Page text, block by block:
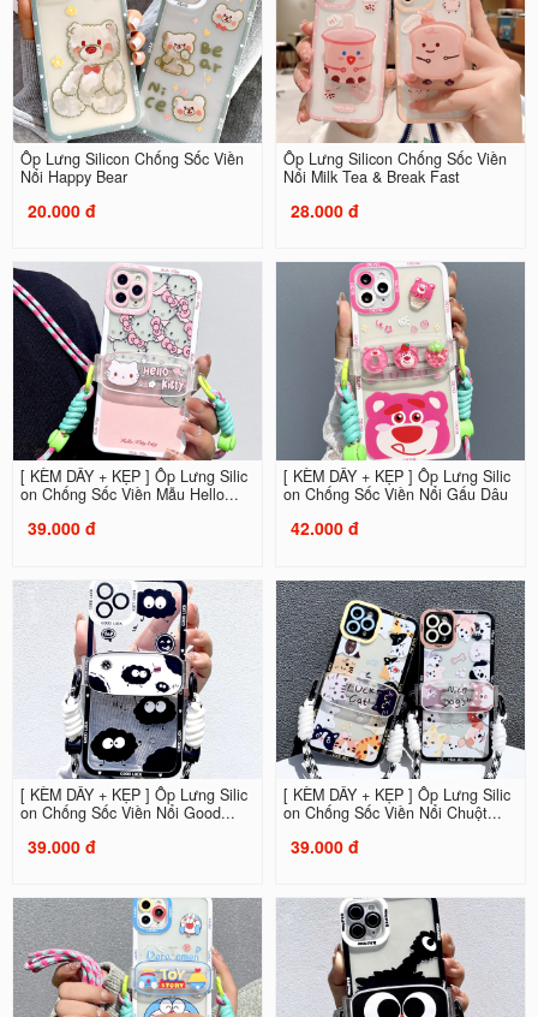
Ốp Lưng Silicon Chống Sốc Viền
Nổi Happy Bear
20.000 đ
Ốp Lưng Silicon Chống Sốc Viền
Nổi Milk Tea & Break Fast
28.000 đ
[ KÈM DÂY + KẸP ] Ốp Lưng Silic
on Chống Sốc Viền Mẫu Hello...
39.000 đ
[ KÈM DÂY + KẸP ] Ốp Lưng Silic
on Chống Sốc Viền Nổi Gấu Dâu
42.000 đ
[ KÈM DÂY + KẸP ] Ốp Lưng Silic
on Chống Sốc Viền Nổi Good...
39.000 đ
[ KÈM DÂY + KẸP ] Ốp Lưng Silic
on Chống Sốc Viền Nổi Chuột...
39.000 đ